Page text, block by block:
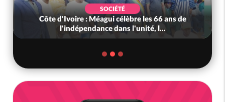
SOCIÉTÉ
Côte d'Ivoire : Méagui célèbre les 66 ans de
l'indépendance dans l'unité, l...